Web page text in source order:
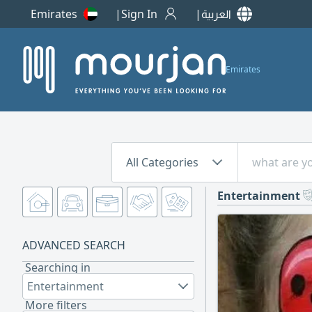
Emirates Sign In العربية
Emirates
All Categories
ADVANCED SEARCH
Searching in
Entertainment
More filters
Entertainment